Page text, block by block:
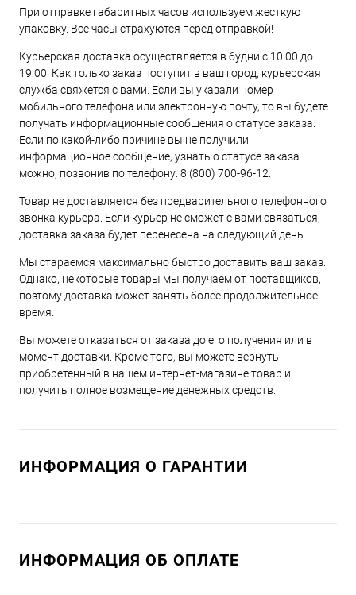
При отправке габаритных часов используем жесткую
упаковку. Все часы страхуются перед отправкой!
Курьерская доставка осуществляется в будни с 10:00 до
19:00. Как только заказ поступит в ваш город, курьерская
служба свяжется с вами. Если вы указали номер
мобильного телефона или электронную почту, то вы будете
получать информационные сообщения о статусе заказа.
Если по какой-либо причине вы не получили
информационное сообщение, узнать о статусе заказа
можно, позвонив по телефону: 8 (800) 700-96-12.
Товар не доставляется без предварительного телефонного
звонка курьера. Если курьер не сможет с вами связаться,
доставка заказа будет перенесена на следующий день.
Мы стараемся максимально быстро доставить ваш заказ.
Однако, некоторые товары мы получаем от поставщиков,
поэтому доставка может занять более продолжительное
время.
Вы можете отказаться от заказа до его получения или в
момент доставки. Кроме того, вы можете вернуть
приобретенный в нашем интернет-магазине товар и
получить полное возмещение денежных средств.
ИНФОРМАЦИЯ О ГАРАНТИИ
ИНФОРМАЦИЯ ОБ ОПЛАТЕ